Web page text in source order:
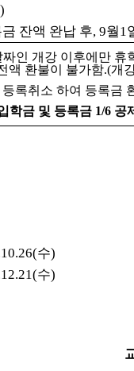
잔액 완납 후, 9월1
인 개강 이후에만 휴
액 환불이 불가함.(개
록취소 하여 등록금
학금 및 등록금 1/6 공
수)
수)